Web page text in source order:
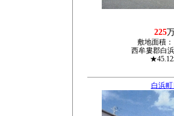
225
敷地面積：
西牟婁郡白
白浜